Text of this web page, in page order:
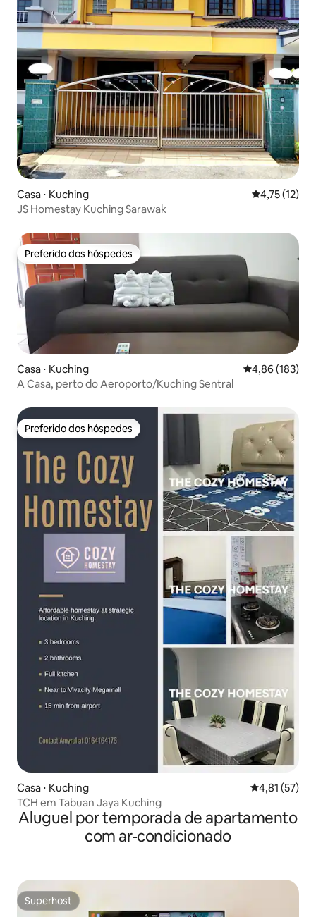
Casa ⋅ Kuching 4,75 de uma
4,75 (12)
JS Homestay Kuching Sarawak
Preferido dos hóspedes
Preferido dos hóspedes
Casa ⋅ Kuching 4,86 de uma
4,86 (183)
A Casa, perto do Aeroporto/Kuching Sentral
Preferido dos hóspedes
Preferido dos hóspedes
Casa ⋅ Kuching 4,81 de uma
4,81 (57)
TCH em Tabuan Jaya Kuching
Aluguel por temporada de apartamento
com ar-condicionado
Superhost
Superhost